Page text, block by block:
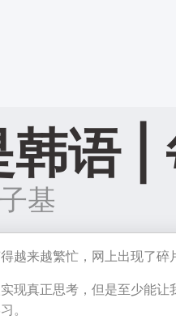
语 |
基
越来越繁忙，网上出现了碎
现真正思考，但是至少能
。